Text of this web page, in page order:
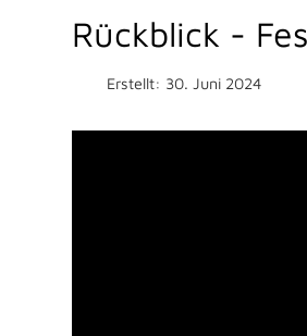
Rückblick -
Erstellt: 30. Juni 2024